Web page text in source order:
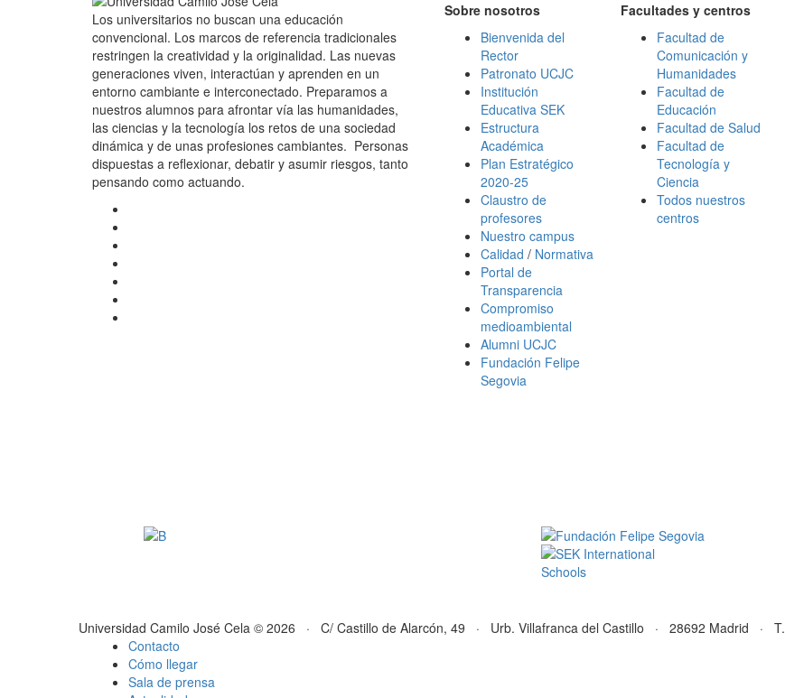
Los universitarios no buscan una educación
convencional. Los marcos de referencia tradicionales
restringen la creatividad y la originalidad. Las nuevas
generaciones viven, interactúan y aprenden en un
entorno cambiante e interconectado. Preparamos a
nuestros alumnos para afrontar vía las humanidades,
las ciencias y la tecnología los retos de una sociedad
dinámica y de unas profesiones cambiantes. Personas
dispuestas a reflexionar, debatir y asumir riesgos, tanto
pensando como actuando.
Sobre nosotros
Bienvenida del
Rector
Patronato UCJC
Institución
Educativa SEK
Estructura
Académica
Plan Estratégico
2020-25
Claustro de
profesores
Nuestro campus
Calidad / Normativa
Portal de
Transparencia
Compromiso
medioambiental
Alumni UCJC
Fundación Felipe
Segovia
Facultades y centros
Facultad de
Comunicación y
Humanidades
Facultad de
Educación
Facultad de Salud
Facultad de
Tecnología y
Ciencia
Todos nuestros
centros
Universidad Camilo José Cela © 2026 · C/ Castillo de Alarcón, 49 · Urb. Villafranca del Castillo · 28692 Madrid · T.
Contacto
Cómo llegar
Sala de prensa